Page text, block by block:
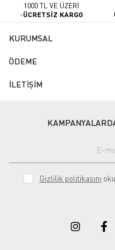
1000 TL VE ÜZERİ
-ÜCRETSİZ KARGO
KURUMSAL
ÖDEME
İLETİŞİM
Gizlilik politikasını